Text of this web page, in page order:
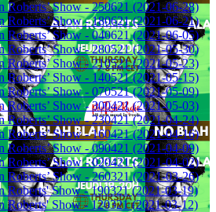
Show - 250621 (2021-06-28)
Show - 180621 (2021-06-21)
Show - 040621 (2021-06-05)
Show - 280521 (2021-05-30)
Show - 210521 (2021-05-23)
Show - 140521 (2021-05-15)
Show - 070521 (2021-05-09)
Show - 300421 (2021-05-03)
Show - 230421 (2021-04-24)
Show - 160421 (2021-04-16)
Show - 090421 (2021-04-09)
Show - 020421 (2021-04-02)
Show - 260321 (2021-03-26)
Roberts' Show - 190321 (2021-03-19)
Roberts' Show - 120321 (2021-03-12)